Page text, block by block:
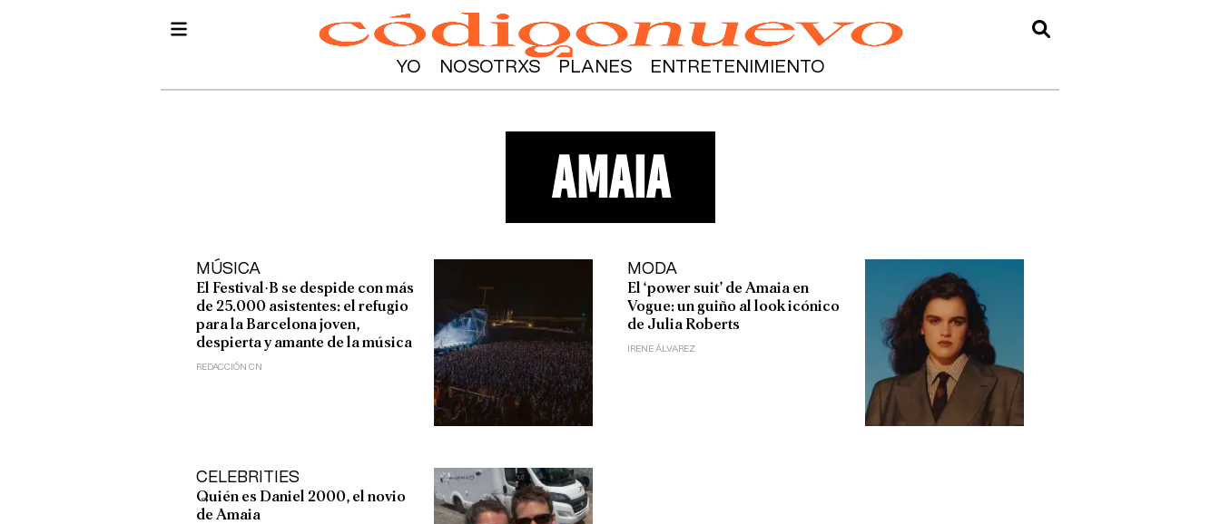
YO NOSOTRXS PLANES ENTRETENIMIENTO
amaia
MÚSICA
El Festival·B se despide con más
de 25.000 asistentes: el refugio
para la Barcelona joven,
despierta y amante de la música
REDACCIÓN CN
MODA
El ‘power suit’ de Amaia en
Vogue: un guiño al look icónico
de Julia Roberts
IRENE ÁLVAREZ
CELEBRITIES
Quién es Daniel 2000, el novio
de Amaia